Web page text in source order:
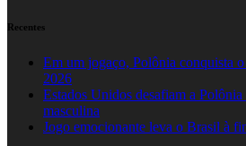
Recentes
Em um jogaço, Polônia conquista
2026
Estados Unidos desafiam a
masculina
Jogo emocionante leva o Brasil à